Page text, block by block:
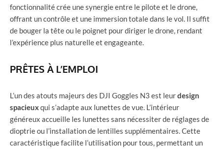
fonctionnalité crée une synergie entre le pilote et le drone,
offrant un contrôle et une immersion totale dans le vol. Il suffit
de bouger la tête ou le poignet pour diriger le drone, rendant
l’expérience plus naturelle et engageante.
PRÊTES À L’EMPLOI
L’un des atouts majeurs des DJI Goggles N3 est leurdesign
spacieuxqui s’adapte aux lunettes de vue. L’intérieur
généreux accueille les lunettes sans nécessiter de réglages de
dioptrie ou l’installation de lentilles supplémentaires. Cette
caractéristique facilite l’utilisation pour tous, permettant un